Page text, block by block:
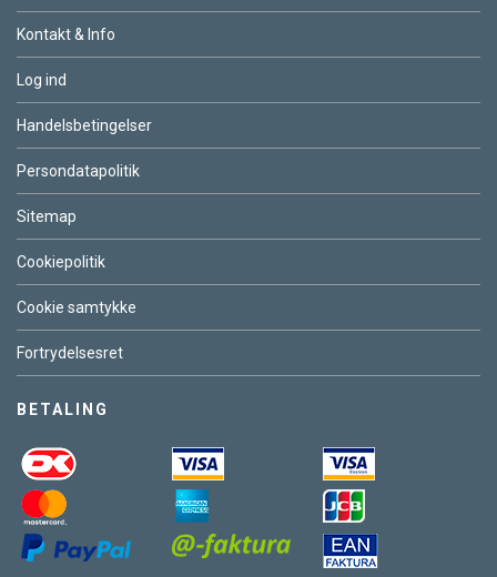
Kontakt & Info
Log ind
Handelsbetingelser
Persondatapolitik
Sitemap
Cookiepolitik
Cookie samtykke
Fortrydelsesret
BETALING